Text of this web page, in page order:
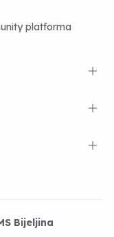
platforma
Bijeljina